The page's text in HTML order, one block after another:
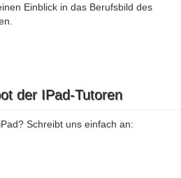
Einblick in das Berufsbild des
der IPad-Tutoren
Schreibt uns einfach an: